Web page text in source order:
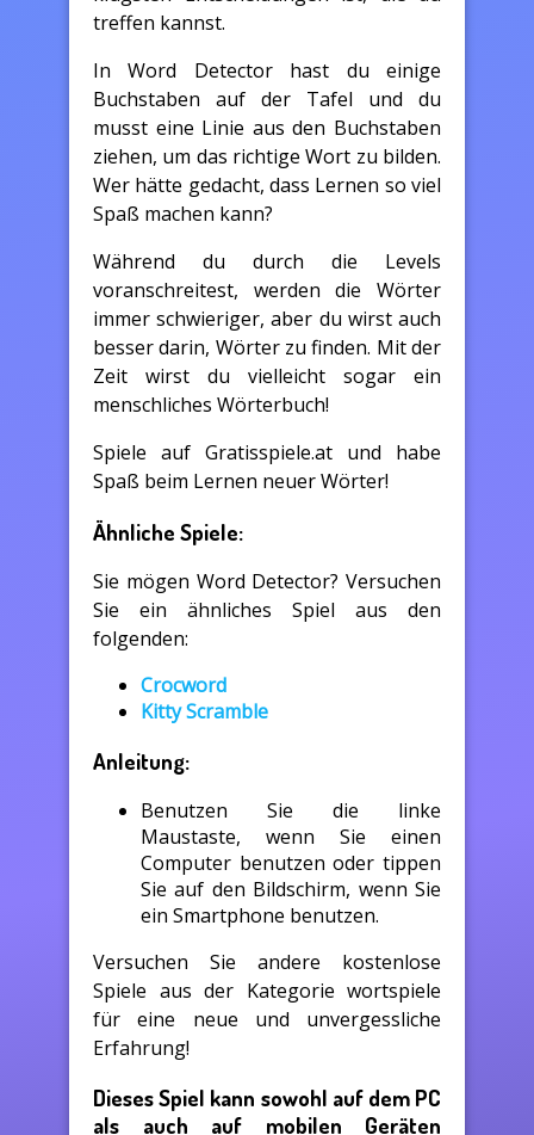
treffen kannst.
In Word Detector hast du einige
Buchstaben auf der Tafel und du
musst eine Linie aus den Buchstaben
ziehen, um das richtige Wort zu bilden.
Wer hätte gedacht, dass Lernen so viel
Spaß machen kann?
Während du durch die Levels
voranschreitest, werden die Wörter
immer schwieriger, aber du wirst auch
besser darin, Wörter zu finden. Mit der
Zeit wirst du vielleicht sogar ein
menschliches Wörterbuch!
Spiele auf Gratisspiele.at und habe
Spaß beim Lernen neuer Wörter!
Ähnliche Spiele:
Sie mögen Word Detector? Versuchen
Sie ein ähnliches Spiel aus den
folgenden:
Crocword
Kitty Scramble
Anleitung:
Benutzen Sie die linke
Maustaste, wenn Sie einen
Computer benutzen oder tippen
Sie auf den Bildschirm, wenn Sie
ein Smartphone benutzen.
Versuchen Sie andere kostenlose
Spiele aus der Kategorie wortspiele
für eine neue und unvergessliche
Erfahrung!
Dieses Spiel kann sowohl auf dem PC
als auch auf mobilen Geräten